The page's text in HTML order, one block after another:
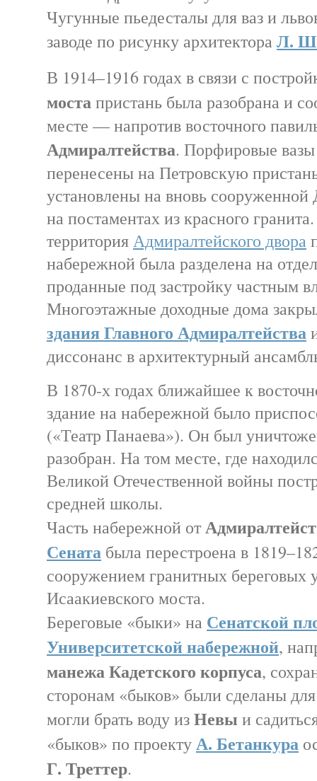
Чугунные пьедесталы для ваз и
заводе по рисунку архитектораЛ.
В 1914–1916 годах в связи с
мостапристань была разобрана и
месте — напротив восточного
Адмиралтейства. Порфировые
перенесены на Петровскую
установлены на вновь сооруженной
на постаментах из красного
территорияАдмиралтейского двора
набережной была разделена на
проданные под застройку частным
Многоэтажные доходные дома
здания Главного Адмиралтейства
диссонанс в архитектурный
В 1870-х годах ближайшее к
здание на набережной было
(«Театр Панаева»). Он был
разобран. На том месте, где
Великой Отечественной войны
средней школы.
Часть набережной от
Сената была перестроена в
сооружением гранитных береговых
Исаакиевского моста.
Береговые «быки» на Сенатской
Университетской набережной,
манежа Кадетского корпуса,
сторонам «быков» были сделаны
могли брать воду изНевы и
«быков» по проектуА. Бетанкура
Г. Треттер.